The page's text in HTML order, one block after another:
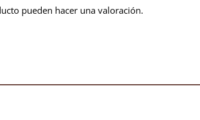
pueden hacer una valoración.